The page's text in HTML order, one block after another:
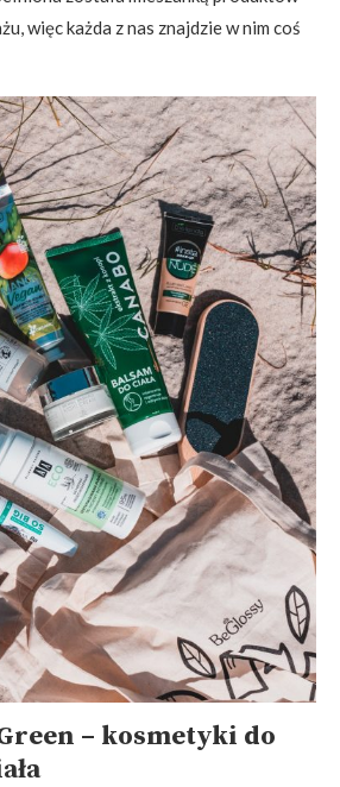
więc każda z nas znajdzie w nim coś
– kosmetyki do